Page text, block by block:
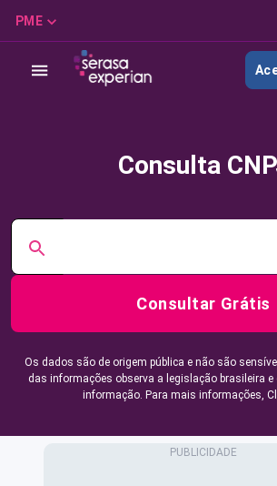
PME
Consulta
Consultar Grátis
Os dados são de origem pública e não são
das informações observa a legislação brasileira e
informação. Para mais informações,